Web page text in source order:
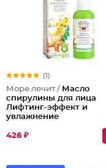
(1)
Море лечит / Масло
спирулины для лица
Лифтинг-эффект и
увлажнение
426 ₽